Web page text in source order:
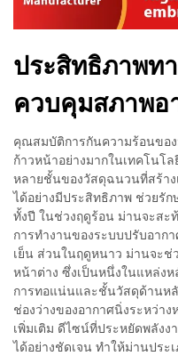
ประสิทธิภาพท
ควบคุมสภาพอ
คุณสมบัติการกันความร้อนขอ
ก้าวหน้าอย่างมากในเทคโนโ
หลายชั้นของวัสดุฉนวนที่สร้าง
ได้อย่างมีประสิทธิภาพ ช่วยรั
ทั้งปี ในช่วงฤดูร้อน ม่านจะสะ
การทำงานของระบบปรับอาก
เย็น ส่วนในฤดูหนาว ม่านจะช่
หน้าต่าง ซึ่งเป็นหนึ่งในแหล่งห
การทอแน่นและชั้นวัสดุด้านห
ช่องว่างของอากาศนิ่งระหว่า
เพิ่มเติม ดีไซน์ที่ประหยัดพลัง
ได้อย่างชัดเจน ทำให้ม่านประ